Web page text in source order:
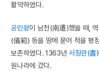
활약하였다.
공민왕이 남천(南遷)했을 때,
(儀範) 등을 땅에 묻어 적을 평
보존하였다. 1363년 서장관(
원나라에 갔다.